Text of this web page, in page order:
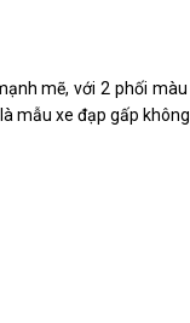
mẽ, với 2 phối
mẫu xe đạp gấp không